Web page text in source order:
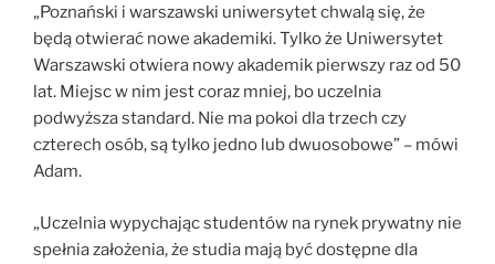
„Poznański i warszawski uniwersytet chwalą się, że
będą otwierać nowe akademiki. Tylko że Uniwersytet
Warszawski otwiera nowy akademik pierwszy raz od 50
lat. Miejsc w nim jest coraz mniej, bo uczelnia
podwyższa standard. Nie ma pokoi dla trzech czy
czterech osób, są tylko jedno lub dwuosobowe” – mówi
Adam.
„Uczelnia wypychając studentów na rynek prywatny nie
spełnia założenia, że studia mają być dostępne dla